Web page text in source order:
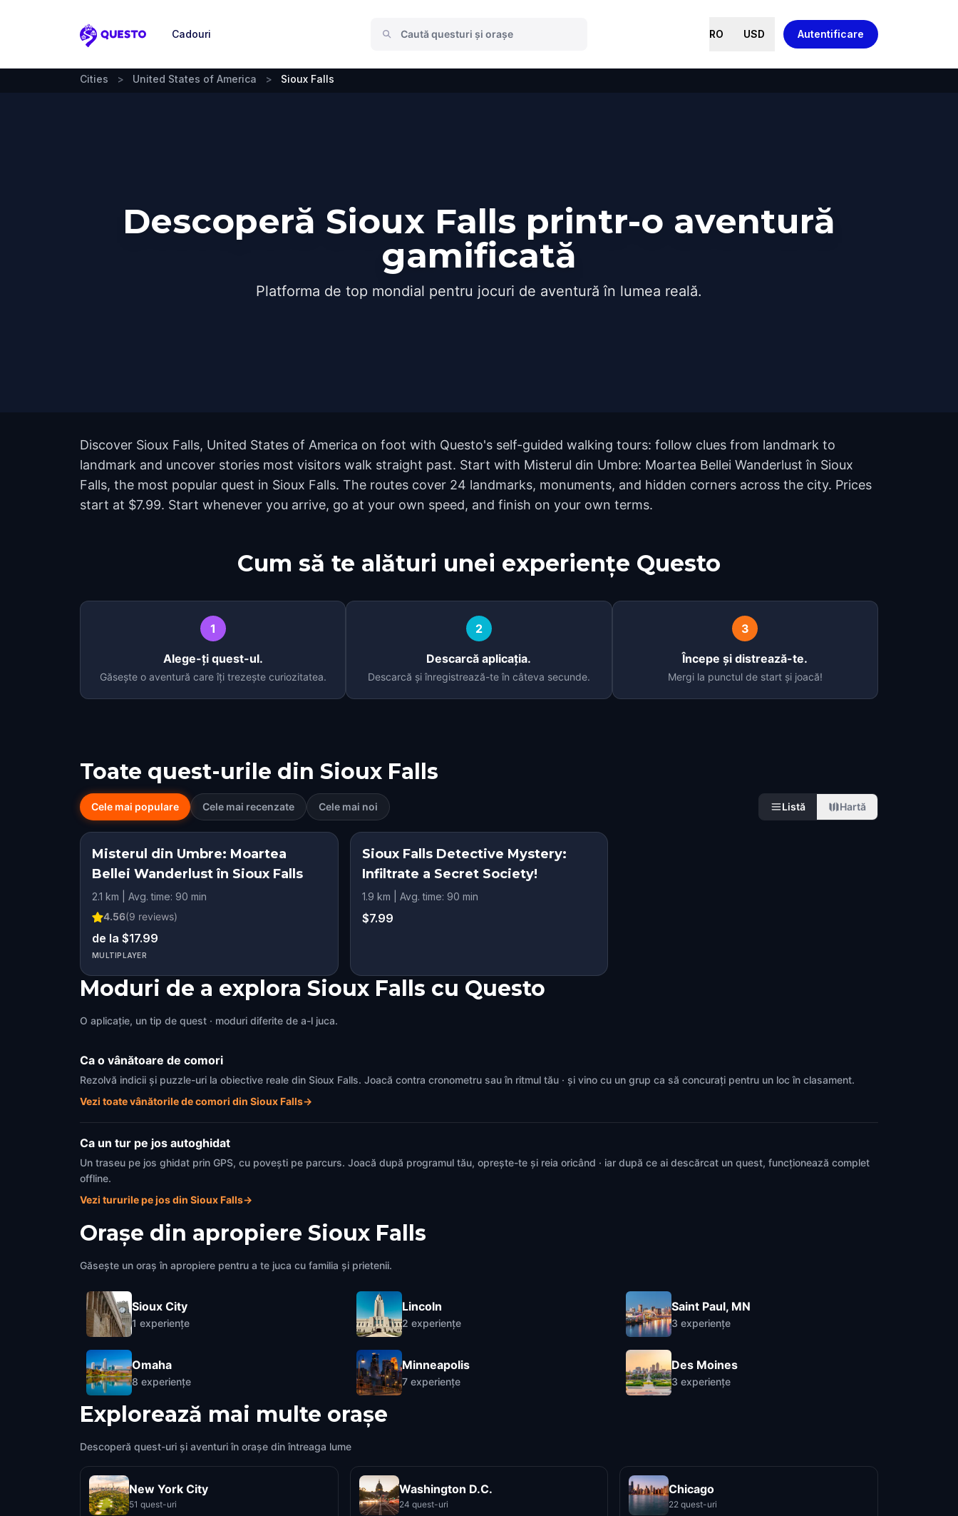
Questo
Cadouri RO USD Autentificare
Cities > United States of America > Sioux Falls
Descoperă Sioux Falls printr-o aventură
gamificată
Platforma de top mondial pentru jocuri de aventură în lumea reală.
Discover Sioux Falls, United States of America on foot with Questo's self-guided walking tours: follow clues from landmark to
landmark and uncover stories most visitors walk straight past. Start with Misterul din Umbre: Moartea Bellei Wanderlust în Sioux
Falls, the most popular quest in Sioux Falls. The routes cover 24 landmarks, monuments, and hidden corners across the city. Prices
start at $7.99. Start whenever you arrive, go at your own speed, and finish on your own terms.
Cum să te alături unei experiențe Questo
1
Alege-ți quest-ul.
Găsește o aventură care îți trezește curiozitatea.
2
Descarcă aplicația.
Descarcă și înregistrează-te în câteva secunde.
3
Începe și distrează-te.
Mergi la punctul de start și joacă!
Toate quest-urile din Sioux Falls
Cele mai populare Cele mai recenzate Cele mai noi Listă Hartă
Misterul din Umbre: Moartea
Bellei Wanderlust în Sioux Falls
2.1 km | Avg. time: 90 min
4.56(9 reviews)
de la $17.99
MULTIPLAYER
Sioux Falls Detective Mystery:
Infiltrate a Secret Society!
1.9 km | Avg. time: 90 min
$7.99
Moduri de a explora Sioux Falls cu Questo
O aplicație, un tip de quest · moduri diferite de a-l juca.
Ca o vânătoare de comori
Rezolvă indicii și puzzle-uri la obiective reale din Sioux Falls. Joacă contra cronometru sau în ritmul tău · și vino cu un grup ca să concurați pentru un loc în clasament.
Vezi toate vânătorile de comori din Sioux Falls→
Ca un tur pe jos autoghidat
Un traseu pe jos ghidat prin GPS, cu povești pe parcurs. Joacă după programul tău, oprește-te și reia oricând · iar după ce ai descărcat un quest, funcționează complet
offline.
Vezi tururile pe jos din Sioux Falls→
Orașe din apropiere Sioux Falls
Găsește un oraș în apropiere pentru a te juca cu familia și prietenii.
Sioux City
1 experiențe
Omaha
8 experiențe
Lincoln
2 experiențe
Minneapolis
7 experiențe
Saint Paul, MN
3 experiențe
Des Moines
3 experiențe
Explorează mai multe orașe
Descoperă quest-uri și aventuri în orașe din întreaga lume
New York City
51 quest-uri
Washington D.C.
24 quest-uri
Chicago
22 quest-uri